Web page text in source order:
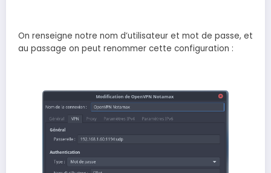
On renseigne notre nom d’utilisateur et mot de passe, et
au passage on peut renommer cette configuration :